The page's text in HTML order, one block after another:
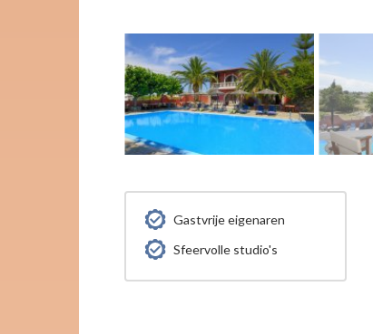
Gastvrije eigenaren
Sfeervolle studio's